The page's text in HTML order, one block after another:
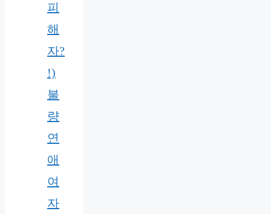
피
해
자?
!)
불
량
연
애
여
자